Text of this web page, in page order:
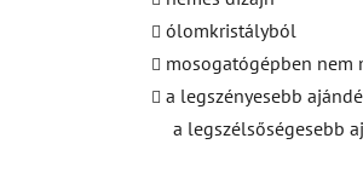
ólomkristályból
mosogatógépben nem
a legszényesebb
a legszélsőségesebb